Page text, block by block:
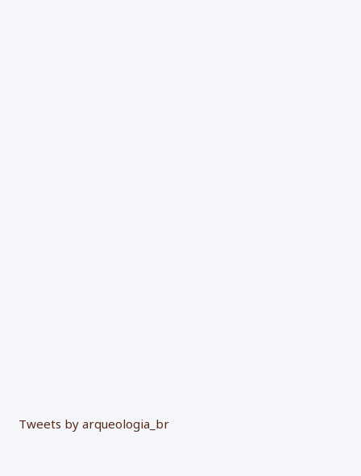
Tweets by arqueologia_br